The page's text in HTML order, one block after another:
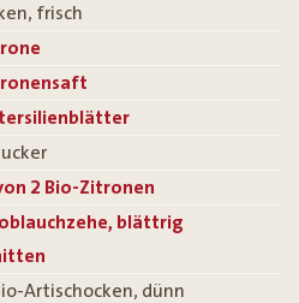
frisch
2 Bio-Zitronen
blättrig
Artischocken, dünn